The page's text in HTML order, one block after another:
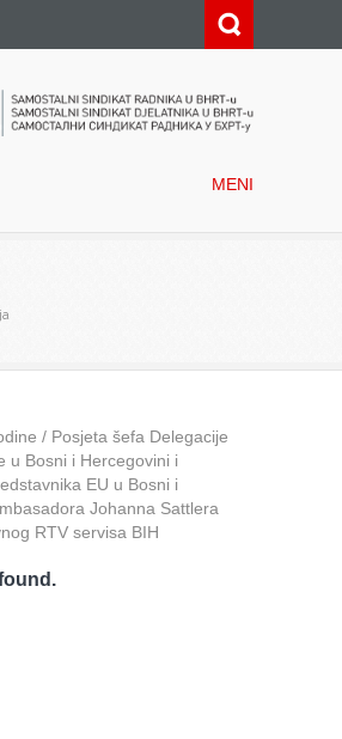
MENI
/ Posjeta šefa Delegacije
u Bosni i Hercegovini i
EU u Bosni i
Johanna Sattlera
RTV servisa BIH